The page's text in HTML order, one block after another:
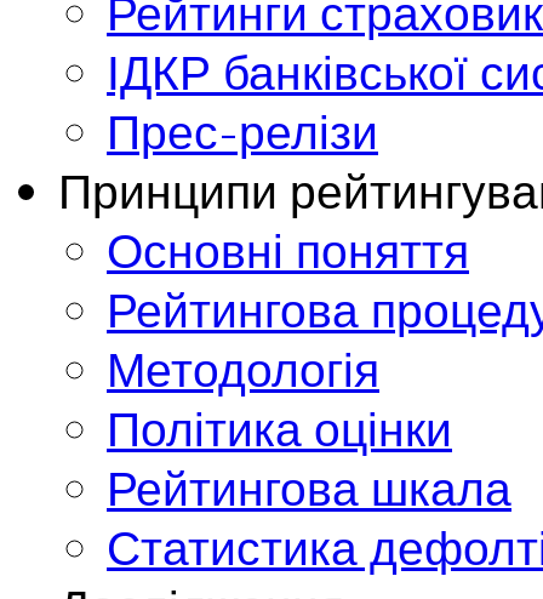
Рейтинги
ІДКР банківської
Прес-релізи
Принципи
Основні поняття
Рейтингова
Методологія
Політика оцінки
Рейтингова шкала
Статистика